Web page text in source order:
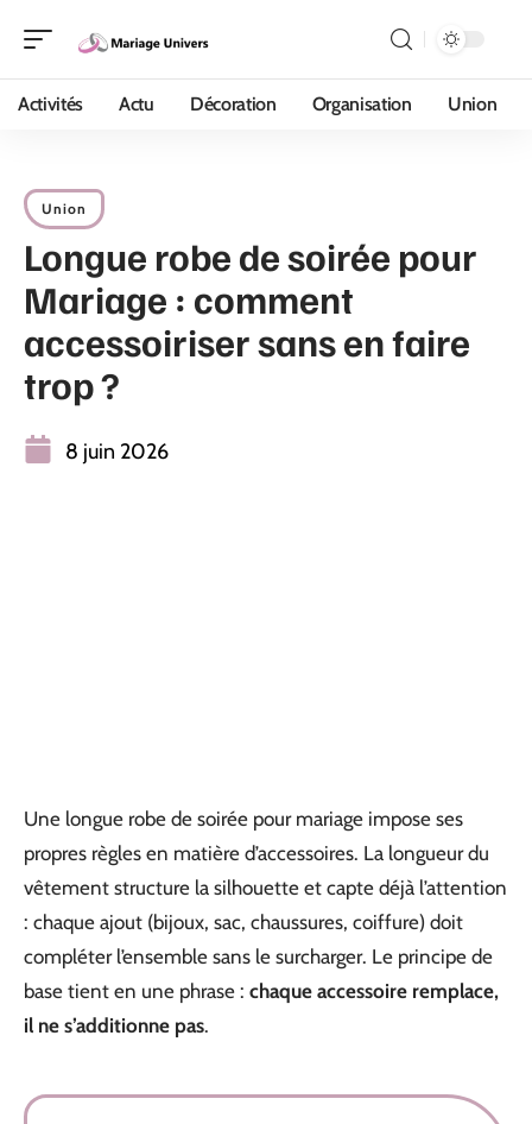
Activités Actu Décoration Organisation Union
Union
Longue robe de soirée pour
Mariage : comment
accessoiriser sans en faire
trop ?
8 juin 2026
Une longue robe de soirée pour mariage impose ses
propres règles en matière d’accessoires. La longueur du
vêtement structure la silhouette et capte déjà l’attention
: chaque ajout (bijoux, sac, chaussures, coiffure) doit
compléter l’ensemble sans le surcharger. Le principe de
base tient en une phrase : chaque accessoire remplace,
il ne s’additionne pas.